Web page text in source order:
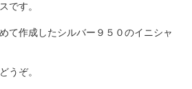
です。
て作成したシルバー９５０のイニシャ
うぞ。